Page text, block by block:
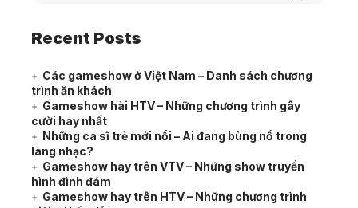
Recent Posts
Các gameshow ở Việt Nam – Danh sách chương
trình ăn khách
Gameshow hài HTV – Những chương trình gây
cười hay nhất
Những ca sĩ trẻ mới nổi – Ai đang bùng nổ trong
làng nhạc?
Gameshow hay trên VTV – Những show truyền
hình đình đám
Gameshow hay trên HTV – Những chương trình